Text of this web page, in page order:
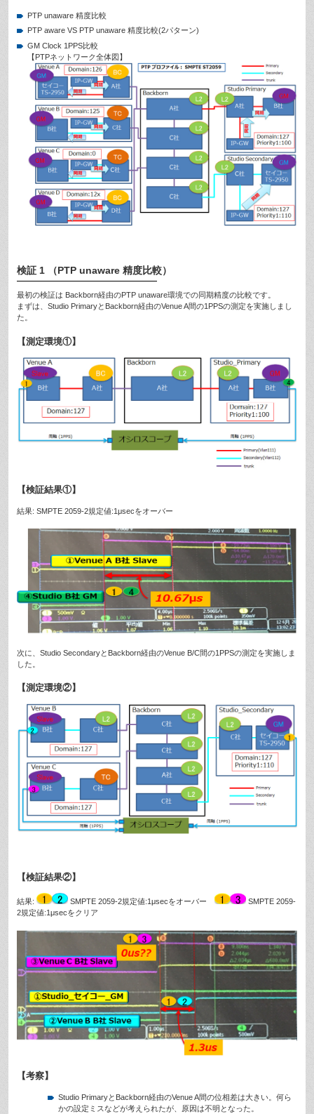
PTP unaware 精度比較
PTP aware VS PTP unaware 精度比較(2パターン)
GM Clock 1PPS比較
【PTPネットワーク全体図】
検証 1 （PTP unaware 精度比較）
最初の検証は Backborn経由のPTP unaware環境での同期精度の比較です。
まずは、Studio PrimaryとBackborn経由のVenue A間の1PPSの測定を実施しまし
た。
【測定環境①】
【検証結果①】
結果: SMPTE 2059-2規定値:1μsecをオーバー
次に、Studio SecondaryとBackborn経由のVenue B/C間の1PPSの測定を実施しま
した。
【測定環境②】
【検証結果②】
結果: SMPTE 2059-2規定値:1μsecをオーバー
SMPTE 2059-
2規定値:1μsecをクリア
【考察】
Studio PrimaryとBackborn経由のVenue A間の位相差は大きい。何ら
かの設定ミスなどが考えられたが、原因は不明となった。